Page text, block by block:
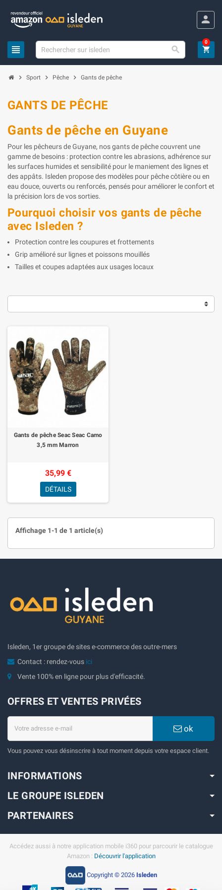
person
view_headline  shopping_cart
0
chevron_right Sport chevron_right Pêche chevron_right Gants de pêche
GANTS DE PÊCHE
Gants de pêche en Guyane
Pour les pêcheurs de Guyane, nos gants de pêche couvrent une
gamme de besoins : protection contre les abrasions, adhérence sur
les surfaces humides et sensibilité pour le maniement des lignes et
des appâts. Isleden propose des modèles pour pêche côtière ou en
eau douce, ouverts ou renforcés, pensés pour améliorer le confort et
la précision lors de vos sorties.
Pourquoi choisir vos gants de pêche
avec Isleden ?
Protection contre les coupures et frottements
Grip amélioré sur lignes et poissons mouillés
Tailles et coupes adaptées aux usages locaux
Gants de pêche Seac Seac Camo
3,5 mm Marron
35,99 €
DÉTAILS
Affichage 1-1 de 1 article(s)
Isleden, 1er groupe de sites e-commerce des outre-mers
Contact : rendez-vous ici
Vente 100% en ligne pour plus d'efficacité.
OFFRES ET VENTES PRIVÉES
ok
Vous pouvez vous désinscrire à tout moment depuis votre espace client.
INFORMATIONS
LE GROUPE ISLEDEN
PARTENAIRES
Accédez aussi à notre application mobile i360 pour parcourir le catalogue
Amazon : Découvrir l'application
Copyright © 2026 Isleden